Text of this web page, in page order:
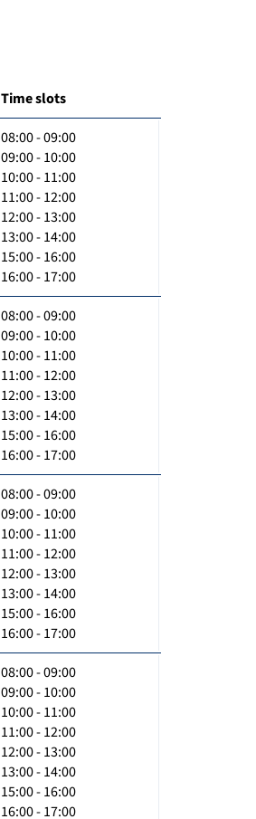
Time slots
08:00 - 09:00
09:00 - 10:00
10:00 - 11:00
11:00 - 12:00
12:00 - 13:00
13:00 - 14:00
15:00 - 16:00
16:00 - 17:00
08:00 - 09:00
09:00 - 10:00
10:00 - 11:00
11:00 - 12:00
12:00 - 13:00
13:00 - 14:00
15:00 - 16:00
16:00 - 17:00
08:00 - 09:00
09:00 - 10:00
10:00 - 11:00
11:00 - 12:00
12:00 - 13:00
13:00 - 14:00
15:00 - 16:00
16:00 - 17:00
08:00 - 09:00
09:00 - 10:00
10:00 - 11:00
11:00 - 12:00
12:00 - 13:00
13:00 - 14:00
15:00 - 16:00
16:00 - 17:00